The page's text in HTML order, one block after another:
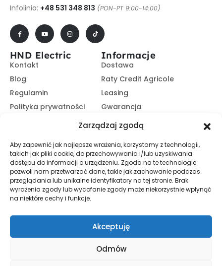
Zarządzaj zgodą
Aby zapewnić jak najlepsze wrażenia, korzystamy z technologii,
takich jak pliki cookie, do przechowywania i/lub uzyskiwania
dostępu do informacji o urządzeniu. Zgoda na te technologie
pozwoli nam przetwarzać dane, takie jak zachowanie podczas
przeglądania lub unikalne identyfikatory na tej stronie. Brak
wyrażenia zgody lub wycofanie zgody może niekorzystnie wpłynąć
na niektóre cechy i funkcje.
Akceptuję
Odmów
Infolinia: +48 531 348 813 (PON-PT 9:00-14:00)
HND Electric
Kontakt
Blog
Regulamin
Polityka prywatności
Informacje
Dostawa
Raty Credit Agricole
Leasing
Gwarancja
14 dni na zwrot
Program partnerski
Zasubskrybuj nasz Newsletter
Zapisz Się
© HND Electric. 2025 - Wszelkie prawa zastrzeżone